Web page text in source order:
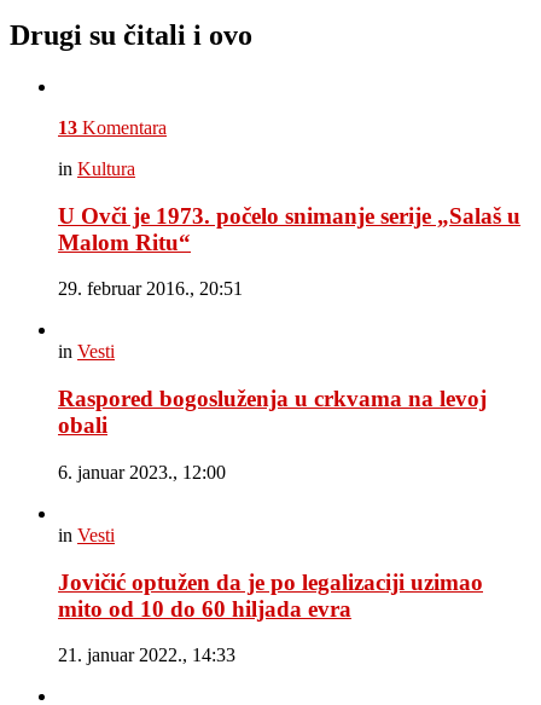
Drugi su čitali i ovo
13 Komentara
in Kultura
U Ovči je 1973. počelo snimanje serije „Salaš u
Malom Ritu“
29. februar 2016., 20:51
in Vesti
Raspored bogosluženja u crkvama na levoj
obali
6. januar 2023., 12:00
in Vesti
Jovičić optužen da je po legalizaciji uzimao
mito od 10 do 60 hiljada evra
21. januar 2022., 14:33